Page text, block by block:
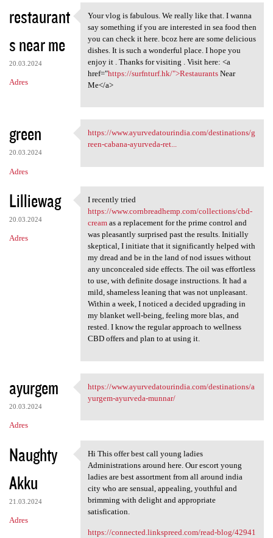
restaurant
s near me
20.03.2024
Adres
Your vlog is fabulous. We
Your vlog is fabulous. We really like that. I wanna
say something if you are interested in sea food then
you can check it here. bcoz here are some delicious
dishes. It is such a wonderful place. I hope you
enjoy it . Thanks for visiting . Visit here: <a
href="https://surfnturf.hk/">RestaurantsNear
Me</a>
green
20.03.2024
Adres
https://www.ayurvedatourindia
https://www.ayurvedatourindia.com/destinations/g
reen-cabana-ayurveda-ret...
Lilliewag
20.03.2024
Adres
I recently tried https://www
I recently tried
https://www.cornbreadhemp.com/collections/cbd-
creamas a replacement for the prime control and
was pleasantly surprised past the results. Initially
skeptical, I initiate that it significantly helped with
my dread and be in the land of nod issues without
any unconcealed side effects. The oil was effortless
to use, with definite dosage instructions. It had a
mild, shameless leaning that was not unpleasant.
Within a week, I noticed a decided upgrading in
my blanket well-being, feeling more blas‚ and
rested. I know the regular approach to wellness
CBD offers and plan to at using it.
ayurgem
20.03.2024
Adres
https://www.ayurvedatourindia
https://www.ayurvedatourindia.com/destinations/a
yurgem-ayurveda-munnar/
Naughty
Akku
21.03.2024
Adres
Hi This offer best call young
Hi This offer best call young ladies
Administrations around here. Our escort young
ladies are best assortment from all around india
city who are sensual, appealing, youthful and
brimming with delight and appropriate
satisfication.
https://connected.linkspreed.com/read-blog/42941